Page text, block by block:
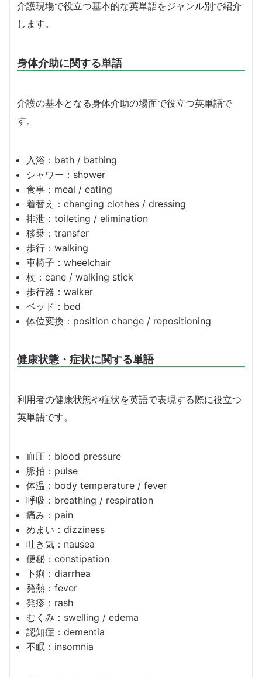
介護現場で役立つ基本的な英単語をジャンル別で紹介
します。
身体介助に関する単語
介護の基本となる身体介助の場面で役立つ英単語で
す。
入浴：bath / bathing
シャワー：shower
食事：meal / eating
着替え：changing clothes / dressing
排泄：toileting / elimination
移乗：transfer
歩行：walking
車椅子：wheelchair
杖：cane / walking stick
歩行器：walker
ベッド：bed
体位変換：position change / repositioning
健康状態・症状に関する単語
利用者の健康状態や症状を英語で表現する際に役立つ
英単語です。
血圧：blood pressure
脈拍：pulse
体温：body temperature / fever
呼吸：breathing / respiration
痛み：pain
めまい：dizziness
吐き気：nausea
便秘：constipation
下痢：diarrhea
発熱：fever
発疹：rash
むくみ：swelling / edema
認知症：dementia
不眠：insomnia